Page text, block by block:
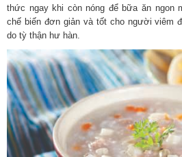
thức ngay khi còn nóng để bữa ăn ngon
chế biến đơn giản và tốt cho người viêm
do tỳ thận hư hàn.